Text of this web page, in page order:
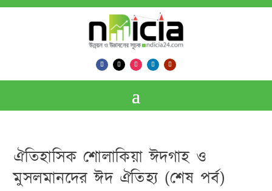
ঐতিহাসিক শোলাকিয়া ঈদগাহ ও
মুসলমানদের ঈদ ঐতিহ্য (শেষ পর্ব)